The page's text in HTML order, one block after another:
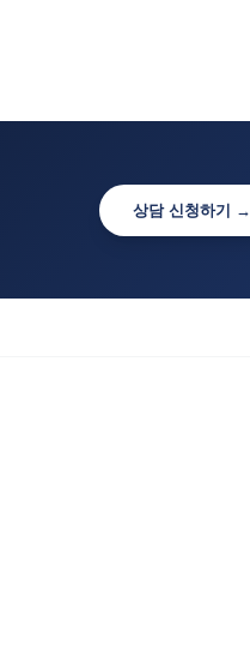
상담 신청하기 →